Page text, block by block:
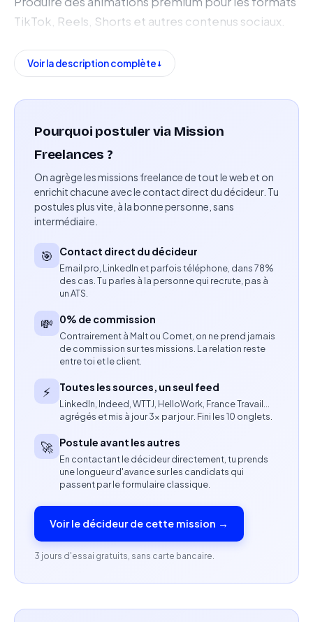
TikTok, Reels, Shorts et autres contenus sociaux.
Réaliser l'habillage animé des contenus : titrages,
lower-thirds, éléments graphiques, kinetic
l'identité de la marque.
Adapter les créations aux codes et formats natifs
de chaque plateforme.
Effectuer les itérations nécessaires en fonction
des retours de la marque.
Assurer un niveau de finition conforme aux
standards de l'univers du luxe.
Compétences attendues
Expertise en motion design premium.
Maîtrise d'After Effects.
Connaissance de Cinema 4D, Blender, Illustrator,
des expressions et des plugins d'animation
appréciée.
Excellente maîtrise des formats TikTok, Reels et
Shorts.
Sens développé de l'esthétique, de l'animation,
de la typographie, de la colorimétrie et du sound
design.
Anglais professionnel.
Voir la description complète
Pourquoi postuler via Mission
Freelances ?
On agrège les missions freelance de tout le web et on
enrichit chacune avec le contact direct du décideur. Tu
postules plus vite, à la bonne personne, sans
intermédiaire.
🎯 Contact direct du décideur
Email pro, LinkedIn et parfois téléphone, dans 78%
des cas. Tu parles à la personne qui recrute, pas à
un ATS.
💸 0% de commission
Contrairement à Malt ou Comet, on ne prend jamais
de commission sur tes missions. La relation reste
entre toi et le client.
⚡ Toutes les sources, un seul feed
LinkedIn, Indeed, WTTJ, HelloWork, France Travail…
agrégés et mis à jour 3× par jour. Fini les 10 onglets.
🚀 Postule avant les autres
En contactant le décideur directement, tu prends
une longueur d'avance sur les candidats qui
passent par le formulaire classique.
Voir le décideur de cette mission →
3 jours d'essai gratuits, sans carte bancaire.